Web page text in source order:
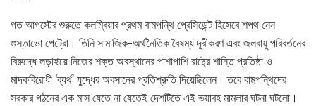
গত আগস্টের শুরুতে কলম্বিয়ার প্রথম বামপন্থি প্রেসিডেন্ট হিসেবে শপথ নেন
গুস্তাভো পেট্রো। তিনি সামাজিক-অর্থনৈতিক বৈষম্য দূরীকরণ এবং জলবায়ু পরিবর্তনের
বিরুদ্ধে লড়াইয়ে নিজের শক্ত অবস্থানের পাশাপাশি রাষ্ট্রে শান্তি প্রতিষ্ঠা ও
মাদকবিরোধী ‘ব্যর্থ’ যুদ্ধের অবসানের প্রতিশ্রুতি দিয়েছিলেন। তবে বামপন্থিদের
সরকার গঠনের এক মাস যেতে না যেতেই দেশটিতে এই ভয়াবহ মামলার ঘটনা ঘটলো।